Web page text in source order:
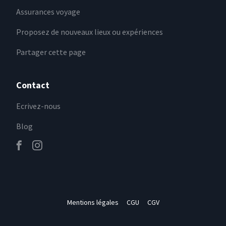
Assurances voyage
Proposez de nouveaux lieux ou expériences
Partager cette page
Contact
Ecrivez-nous
Blog
Mentions légales CGU CGV